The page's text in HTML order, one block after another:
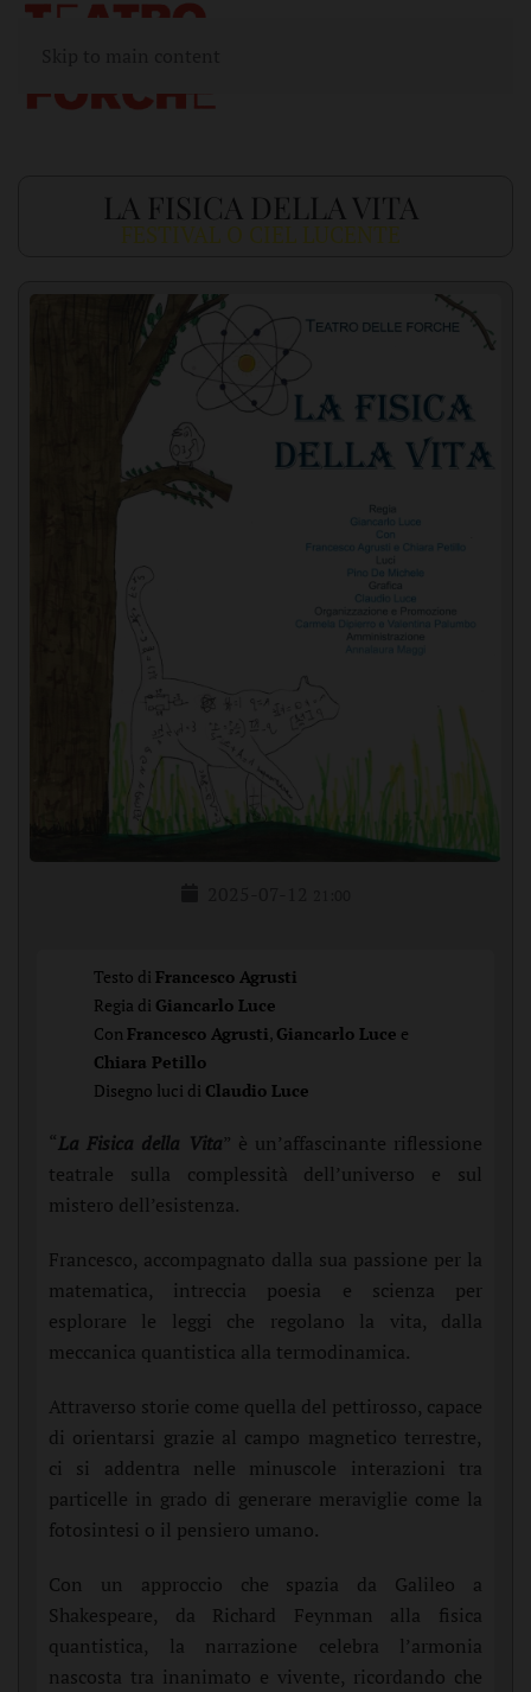
LA FISICA DELLA VITA
FESTIVAL O CIEL LUCENTE
Testo di Francesco Agrusti
Regia di Giancarlo Luce
Con Francesco Agrusti, Giancarlo Luce e
Chiara Petillo
Disegno luci di Claudio Luce
“La Fisica della Vita” è un’affascinante riflessione
teatrale sulla complessità dell’universo e sul
mistero dell’esistenza.
Francesco, accompagnato dalla sua passione per la
matematica, intreccia poesia e scienza per
esplorare le leggi che regolano la vita, dalla
meccanica quantistica alla termodinamica.
Attraverso storie come quella del pettirosso, capace
di orientarsi grazie al campo magnetico terrestre,
ci si addentra nelle minuscole interazioni tra
particelle in grado di generare meraviglie come la
fotosintesi o il pensiero umano.
Con un approccio che spazia da Galileo a
Shakespeare, da Richard Feynman alla fisica
quantistica, la narrazione celebra l’armonia
nascosta tra inanimato e vivente, ricordando che